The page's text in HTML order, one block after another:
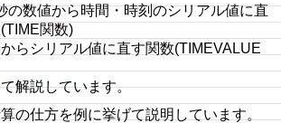
の数値から時間・時刻のシリアル値に直
関数)
らシリアル値に直す関数(TIMEVALUE
解説しています。
の仕方を例に挙げて説明しています。